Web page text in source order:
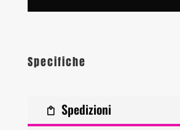
Specifiche
Spedizioni